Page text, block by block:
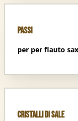
Passi
per per flauto
Cristalli Di Sale